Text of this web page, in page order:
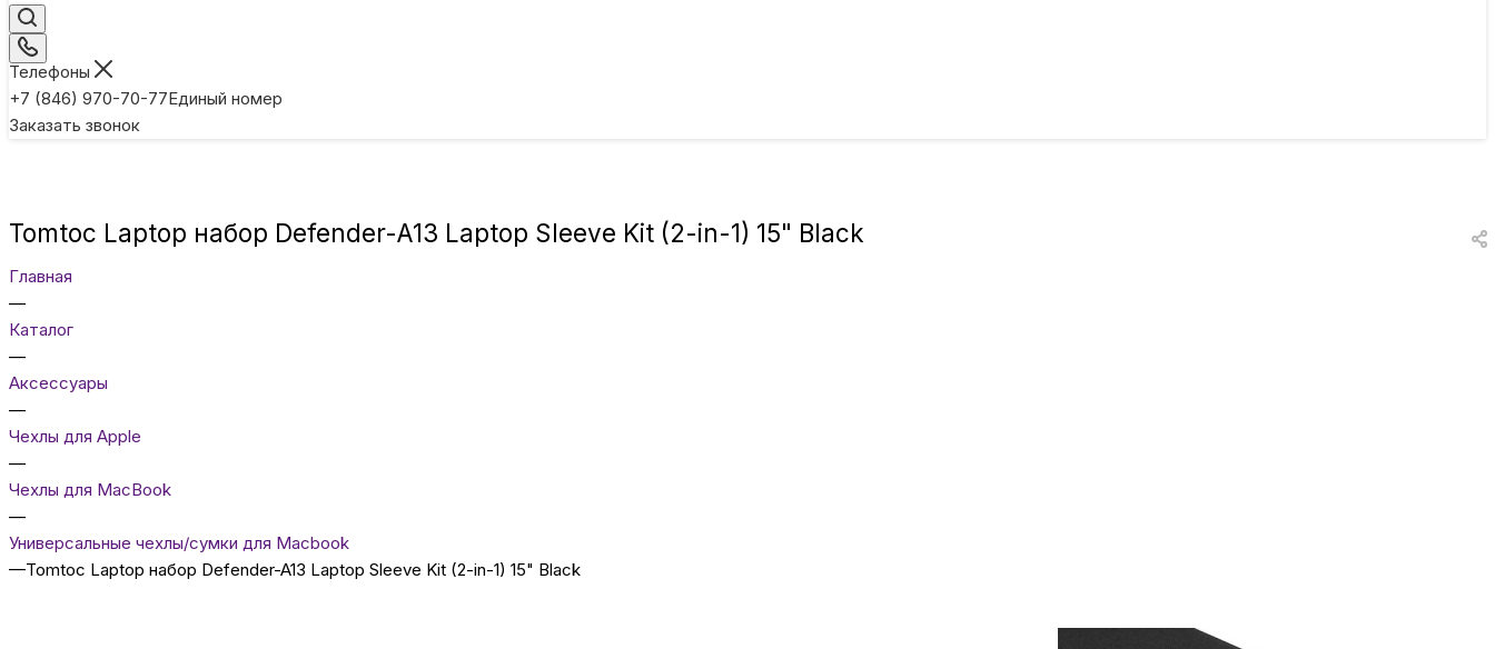
Телефоны
+7 (846) 970-70-77Единый номер
Заказать звонок
Tomtoc Laptop набор Defender-A13 Laptop Sleeve Kit (2-in-1) 15" Black
Главная
—
Каталог
—
Аксессуары
—
Чехлы для Apple
—
Чехлы для MacBook
—
Универсальные чехлы/сумки для Macbook
—Tomtoc Laptop набор Defender-A13 Laptop Sleeve Kit (2-in-1) 15" Black